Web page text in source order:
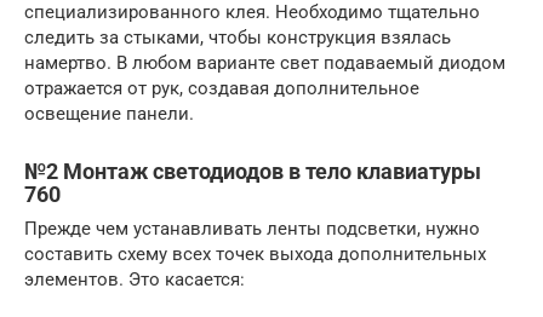
специализированного клея. Необходимо тщательно
следить за стыками, чтобы конструкция взялась
намертво. В любом варианте свет подаваемый диодом
отражается от рук, создавая дополнительное
освещение панели.
№2 Монтаж светодиодов в тело клавиатуры
760
Прежде чем устанавливать ленты подсветки, нужно
составить схему всех точек выхода дополнительных
элементов. Это касается: